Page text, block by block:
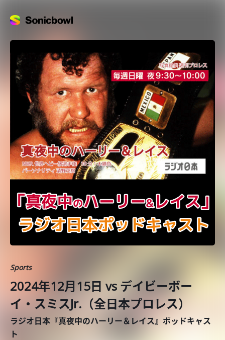
Sports
2024年12月15日 vs デイビーボー
イ・スミスJr.（全日本プロレス）
ラジオ日本『真夜中のハーリー＆レイス』ポッドキャス
ト